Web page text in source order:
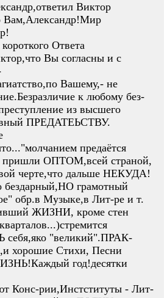
Виктор
Вам,Александр!Мир
Ответа
Вы согласны и с
Вашему,- не
к любому без-
из высшего
ПРЕДАТЕЬСТВУ.
предаётся
пришли ОПТОМ,всей страной,
черте,что дальше НЕКУДА!
бездарный,НО грамотный
обр.в Музыке,в Лит-ре и т.
ЖИЗНИ, кроме стен
"великий".ПРАК-
хорошие Стихи, Песни
год!десятки
Конс-рии,Инстституты - Лит-